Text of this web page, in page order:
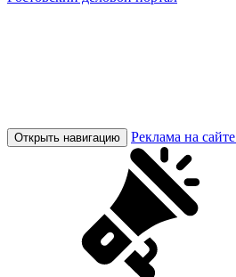
Открыть навигацию Реклама на сайте